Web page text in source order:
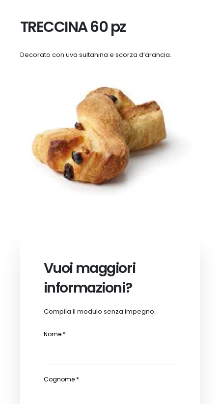
TRECCINA 60 pz
Decorato con uva sultanina e scorza d’arancia.
Vuoi maggiori
informazioni?
Compila il modulo senza impegno.
Nome *
Cognome *